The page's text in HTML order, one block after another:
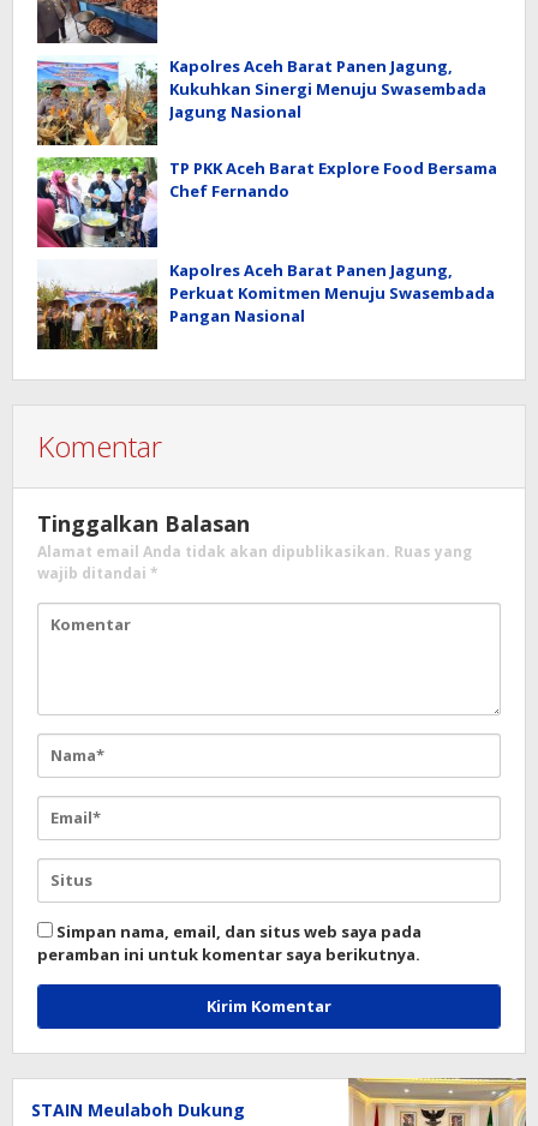
Kapolres Aceh Barat Panen Jagung,
Kukuhkan Sinergi Menuju Swasembada
Jagung Nasional
TP PKK Aceh Barat Explore Food Bersama
Chef Fernando
Kapolres Aceh Barat Panen Jagung,
Perkuat Komitmen Menuju Swasembada
Pangan Nasional
Komentar
Tinggalkan Balasan
Alamat email Anda tidak akan dipublikasikan. Ruas yang
wajib ditandai *
Simpan nama, email, dan situs web saya pada
peramban ini untuk komentar saya berikutnya.
STAIN Meulaboh Dukung